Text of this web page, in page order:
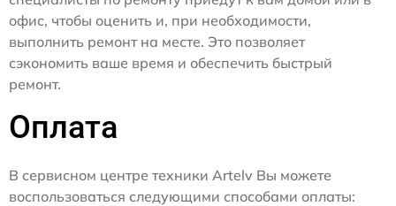
офис, чтобы оценить и, при необходимости,
выполнить ремонт на месте. Это позволяет
сэкономить ваше время и обеспечить быстрый
ремонт.
Оплата
В сервисном центре техники Artelv Вы можете
воспользоваться следующими способами оплаты: